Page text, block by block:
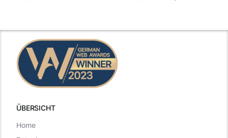
Vorstellungsgespräch
ÜBERSICHT
Home